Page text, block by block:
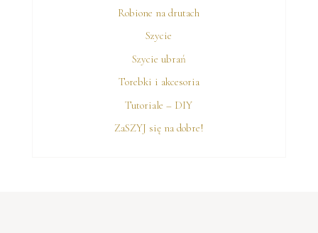
Robione na drutach
Szycie
Szycie ubrań
Torebki i akcesoria
Tutoriale – DIY
ZaSZYJ się na dobre!